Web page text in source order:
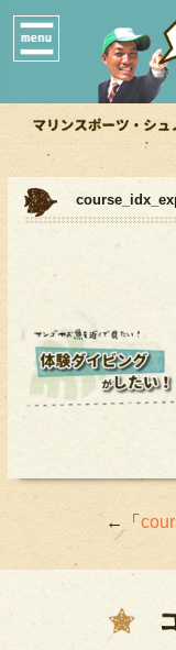
←「